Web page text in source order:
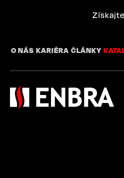
O NÁS KARIÉRA ČLÁNKY